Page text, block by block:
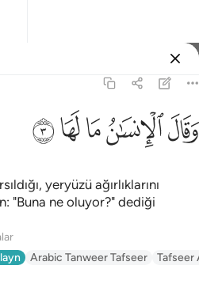
ﱾﱿﲀﲁﲂ
yeryüzü ağırlıklarını
"Buna ne oluyor?" dediği
Arabic Tanweer Tafseer Tafseer